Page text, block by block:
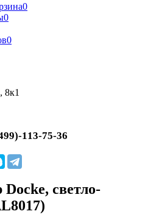
0
0
0
8к1
113-75-36
светло-